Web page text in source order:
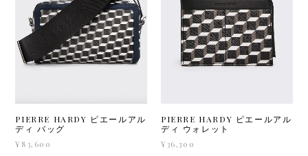
PIERRE HARDY ピエールアル
ディ バッグ
¥83,600
PIERRE HARDY ピエールアル
ディ ウォレット
¥36,300